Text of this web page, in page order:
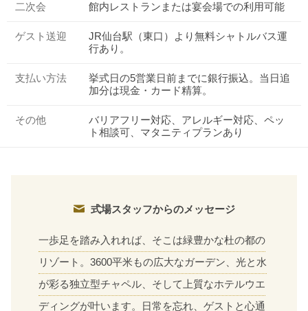
二次会 館内レストランまたは宴会場での利用可能
ゲスト送迎
JR仙台駅（東口）より無料シャトルバス運
行あり。
支払い方法
挙式日の5営業日前までに銀行振込。当日追
加分は現金・カード精算。
その他
バリアフリー対応、アレルギー対応、ペッ
ト相談可、マタニティプランあり
式場スタッフからのメッセージ
一歩足を踏み入れれば、そこは緑豊かな杜の都の
リゾート。3600平米もの広大なガーデン、光と水
が彩る独立型チャペル、そして上質なホテルウエ
ディングが叶います。日常を忘れ、ゲストと心通